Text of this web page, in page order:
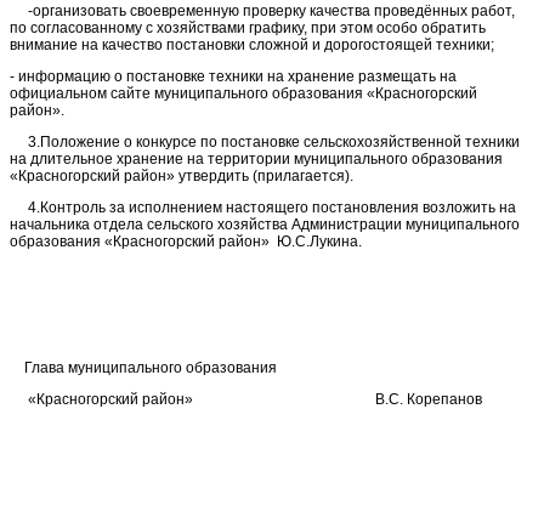
-организовать своевременную проверку качества проведённых работ,
по согласованному с хозяйствами графику, при этом особо обратить
внимание на качество постановки сложной и дорогостоящей техники;
- информацию о постановке техники на хранение размещать на
официальном сайте муниципального образования «Красногорский
район».
3.Положение о конкурсе по постановке сельскохозяйственной техники
на длительное хранение на территории муниципального образования
«Красногорский район» утвердить (прилагается).
4.Контроль за исполнением настоящего постановления возложить на
начальника отдела сельского хозяйства Администрации муниципального
образования «Красногорский район» Ю.С.Лукина.
Глава муниципального образования
«Красногорский район» В.С. Корепанов